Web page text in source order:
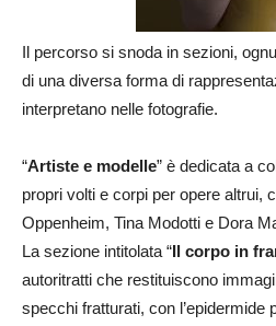
Il percorso si snoda in sezioni,
di una diversa forma di
interpretano nelle fotografie.
“Artiste e modelle” è dedicata a
propri volti e corpi per opere altrui,
Oppenheim, Tina Modotti e Dora
La sezione intitolata “Il corpo in
autoritratti che restituiscono
specchi fratturati, con l’epidermide